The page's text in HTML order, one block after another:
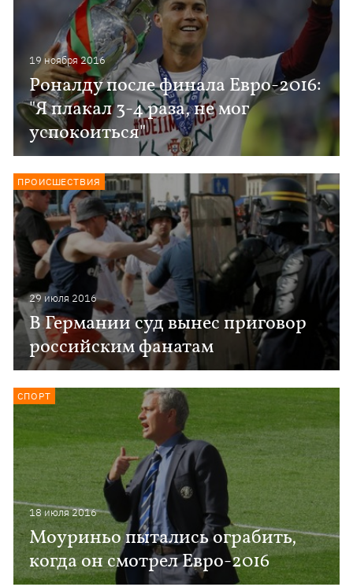
19 ноября 2016
Роналду после финала Евро-2016:
"Я плакал 3-4 раза, не мог
успокоиться"
29 июля 2016
В Германии суд вынес приговор
российским фанатам
ПРОИСШЕСТВИЯ
18 июля 2016
Моуриньо пытались ограбить,
когда он смотрел Евро-2016
СПОРТ